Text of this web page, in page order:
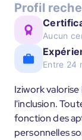
Profil
Aucun
Entre 24
Iziwork
l'inclusion.
fonction des
personnelles